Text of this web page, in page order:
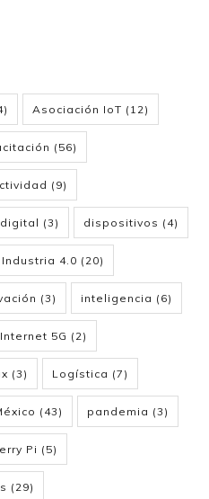
Asociación IoT (12)
(56)
(9)
(3) dispositivos (4)
Industria 4.0 (20)
(3) inteligencia (6)
Internet 5G (2)
(3) Logística (7)
(43) pandemia (3)
Pi (5)
(29)